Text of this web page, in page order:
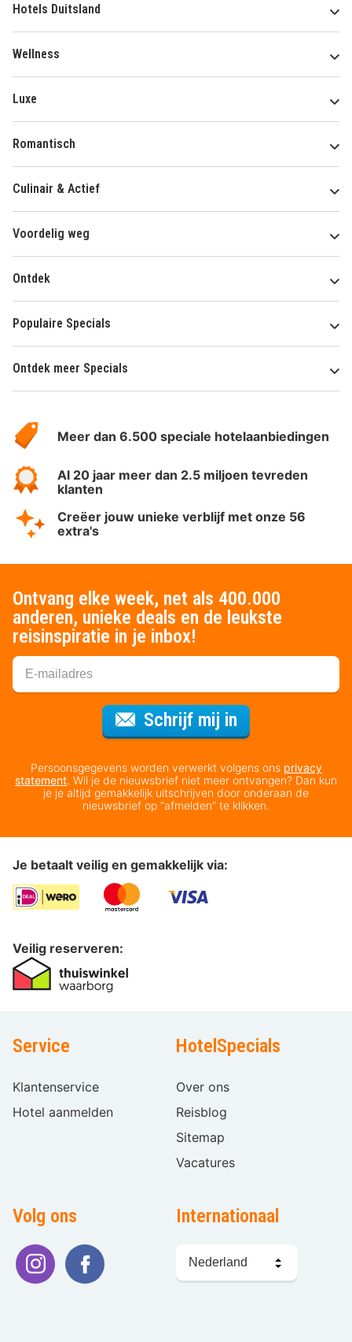
Hotels Duitsland
Wellness
Luxe
Romantisch
Culinair & Actief
Voordelig weg
Ontdek
Populaire Specials
Ontdek meer Specials
HotelSpecials
Meer dan 6.500 speciale hotelaanbiedingen
Al 20 jaar meer dan 2.5 miljoen tevreden
klanten
Creëer jouw unieke verblijf met onze 56
extra's
Ontvang elke week, net als 400.000
anderen, unieke deals en de leukste
reisinspiratie in je inbox!
Schrijf mij in
Persoonsgegevens worden verwerkt volgens ons privacy
statement. Wil je de nieuwsbrief niet meer ontvangen? Dan kun
je je altijd gemakkelijk uitschrijven door onderaan de
nieuwsbrief op “afmelden” te klikken.
Je betaalt veilig en gemakkelijk via:
Veilig reserveren:
Service
Klantenservice
Hotel aanmelden
HotelSpecials
Over ons
Reisblog
Sitemap
Vacatures
Volg ons Internationaal
kiezen